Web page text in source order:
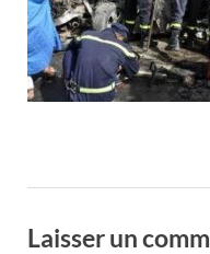
Laisser un